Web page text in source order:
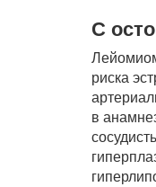
С
риска
в